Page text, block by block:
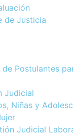
de Justicia
Postulantes
Judicial
Niñas y
Judicial